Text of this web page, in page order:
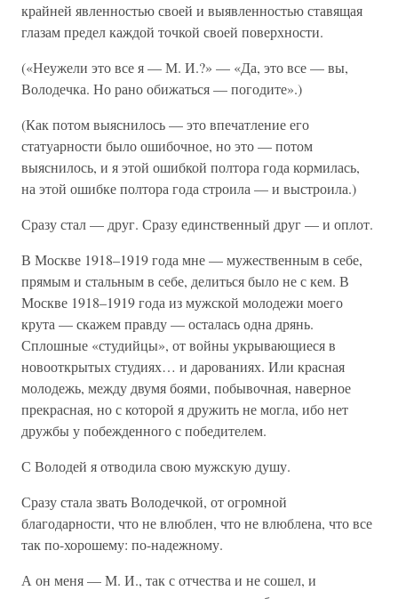
крайней явленностью своей и выявленностью ставящая
глазам предел каждой точкой своей поверхности.
(«Неужели это все я — М. И.?» — «Да, это все — вы,
Володечка. Но рано обижаться — погодите».)
(Как потом выяснилось — это впечатление его
статуарности было ошибочное, но это — потом
выяснилось, и я этой ошибкой полтора года кормилась,
на этой ошибке полтора года строила — и выстроила.)
Сразу стал — друг. Сразу единственный друг — и оплот.
В Москве 1918–1919 года мне — мужественным в себе,
прямым и стальным в себе, делиться было не с кем. В
Москве 1918–1919 года из мужской молодежи моего
крута — скажем правду — осталась одна дрянь.
Сплошные «студийцы», от войны укрывающиеся в
новооткрытых студиях… и дарованиях. Или красная
молодежь, между двумя боями, побывочная, наверное
прекрасная, но с которой я дружить не могла, ибо нет
дружбы у побежденного с победителем.
С Володей я отводила свою мужскую душу.
Сразу стала звать Володечкой, от огромной
благодарности, что не влюблен, что не влюблена, что все
так по-хорошему: по-надежному.
А он меня — М. И., так с отчества и не сошел, и